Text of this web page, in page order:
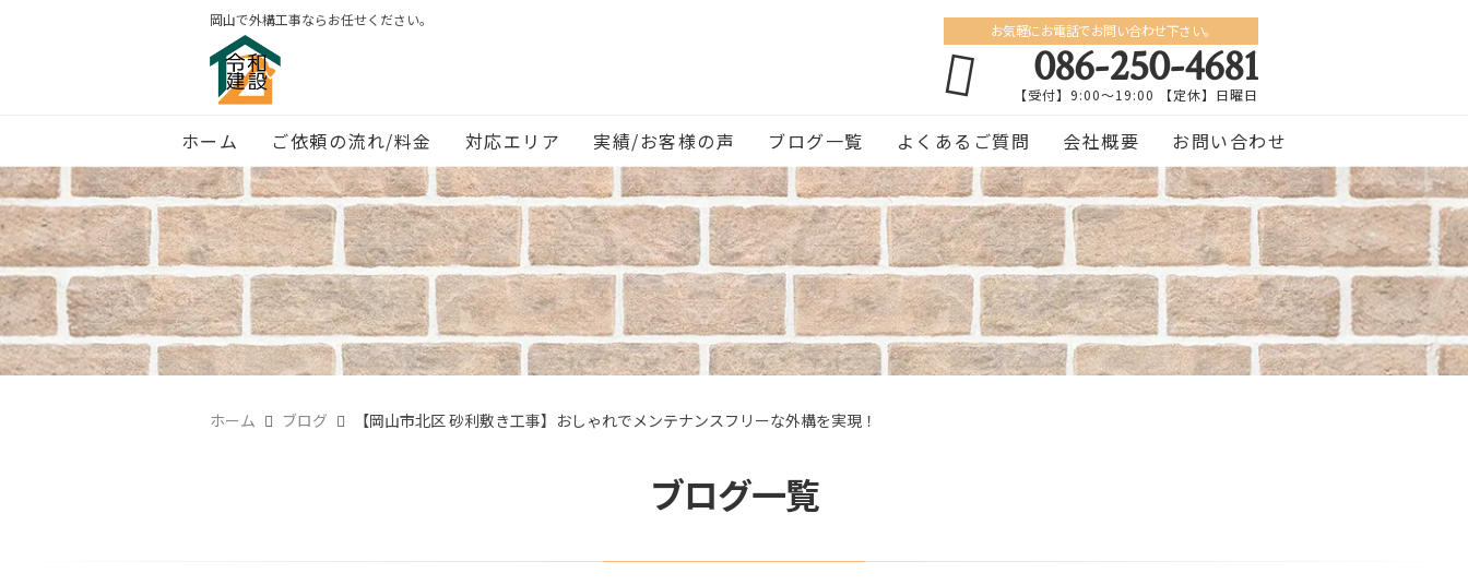
岡山で外構工事ならお任せください。
お気軽にお電話でお問い合わせ下さい。
086-250-4681
【受付】9:00〜19:00 【定休】日曜日
ホーム ご依頼の流れ/料金 対応エリア 実績/お客様の声 ブログ一覧 よくあるご質問 会社概要 お問い合わせ
ホーム ブログ 【岡山市北区 砂利敷き工事】おしゃれでメンテナンスフリーな外構を実現！
ブログ一覧